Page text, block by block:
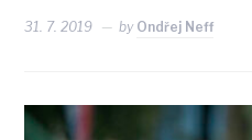
31. 7. 2019 by Ondřej Neff